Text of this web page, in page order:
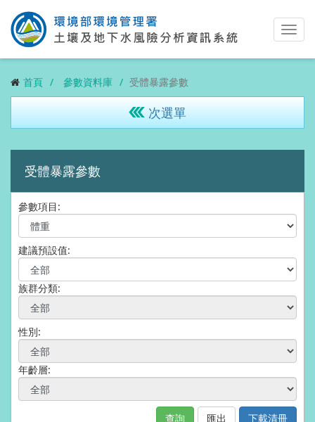
首頁 參數資料庫 受體暴露參數
次選單
受體暴露參數
參數項目:
建議預設值:
族群分類:
性別:
年齡層: